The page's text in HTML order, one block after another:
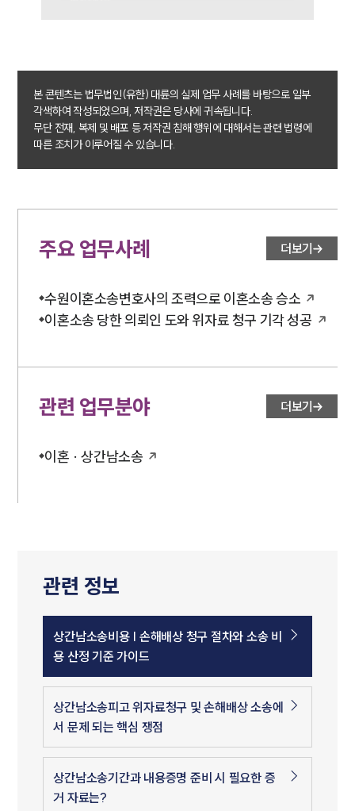
대륜법률상담예약
대륜법률상담예약
본 콘텐츠는 법무법인(유한) 대륜의 실제 업무 사례를 바탕으로 일부
각색하여 작성되었으며, 저작권은 당사에 귀속됩니다.
무단 전재, 복제 및 배포 등 저작권 침해 행위에 대해서는 관련 법령에
따른 조치가 이루어질 수 있습니다.
주요 업무사례 더보기
수원이혼소송변호사의 조력으로 이혼소송 승소
이혼소송 당한 의뢰인 도와 위자료 청구 기각 성공
관련 업무분야 더보기
이혼 · 상간남소송
관련 정보
상간남소송비용 | 손해배상 청구 절차와 소송 비
용 산정 기준 가이드
상간남소송피고 위자료청구 및 손해배상 소송에
서 문제 되는 핵심 쟁점
상간남소송기간과 내용증명 준비 시 필요한 증
거 자료는?